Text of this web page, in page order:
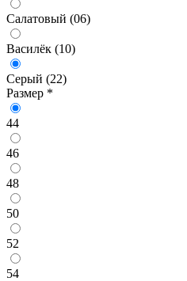
Салатовый (06)
Василёк (10)
Серый (22)
Размер *
44
46
48
50
52
54